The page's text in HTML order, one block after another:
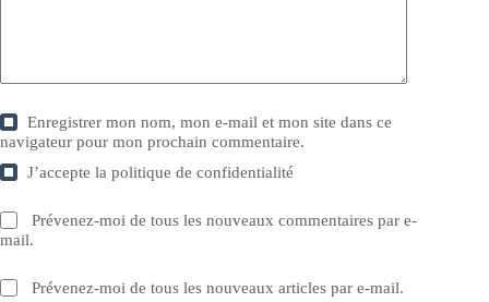
Enregistrer mon nom, mon e-mail et mon site dans ce
navigateur pour mon prochain commentaire.
J’accepte lapolitique de confidentialité
Prévenez-moi de tous les nouveaux commentaires par e-
mail.
Prévenez-moi de tous les nouveaux articles par e-mail.